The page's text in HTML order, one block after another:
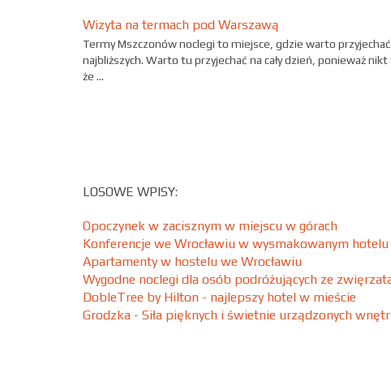
Wizyta na termach pod Warszawą
Termy Mszczonów noclegi to miejsce, gdzie warto
najbliższych. Warto tu przyjechać na cały dzień, ponieważ
że ...
LOSOWE WPISY:
Opoczynek w zacisznym w miejscu w górach
Konferencje we Wrocławiu w wysmakowanym hotelu
Apartamenty w hostelu we Wrocławiu
Wygodne noclegi dla osób podróżujących ze
DobleTree by Hilton - najlepszy hotel w mieście
Grodzka - Siła pięknych i świetnie urządzonych